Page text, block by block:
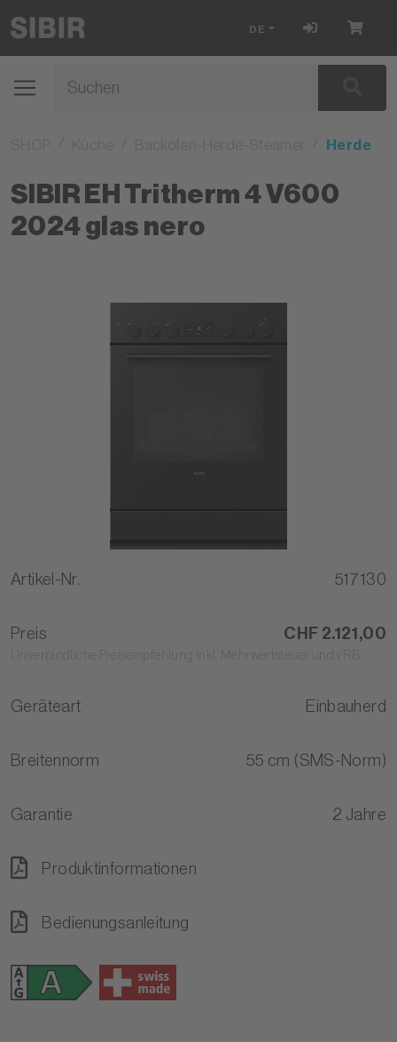
DE
Herde
SIBIR EH Tritherm 4 V600
2024 glas nero
Artikel-Nr. 517130
Preis CHF 2.121,00
Geräteart Einbauherd
Breitennorm 55 cm (SMS-Norm)
Garantie 2 Jahre
Produktinformationen
Bedienungsanleitung